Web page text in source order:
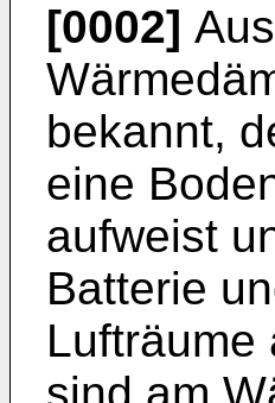
[0002]
bekannt,
eine
aufweist
Batterie
Lufträume